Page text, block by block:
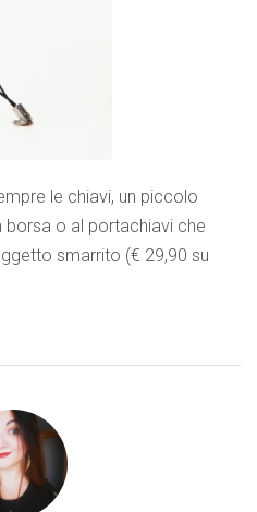
le chiavi, un piccolo
o al portachiavi che
smarrito (€ 29,90 su